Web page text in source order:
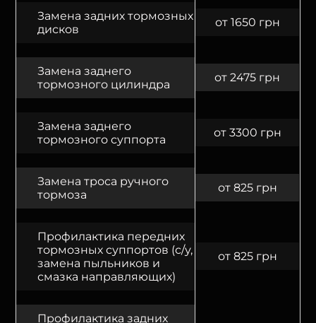
Замена задних тормозных
дисков
от 1650 грн
Замена заднего
тормозного цилиндра
от 2475 грн
Замена заднего
тормозного суппорта
от 3300 грн
Замена троса ручного
тормоза
от 825 грн
Профилактика передних
тормозных суппортов (с/у,
замена пыльников и
смазка направляющих)
от 825 грн
Профилактика задних